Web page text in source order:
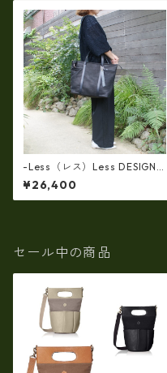
-Less（レス）Less DESIGN
(レスデザイン)Scarred Textu
re（牛革）斜め掛け＆多機能
トート（L/SIZE） LMSB-0514
¥26,400
セール中の商品